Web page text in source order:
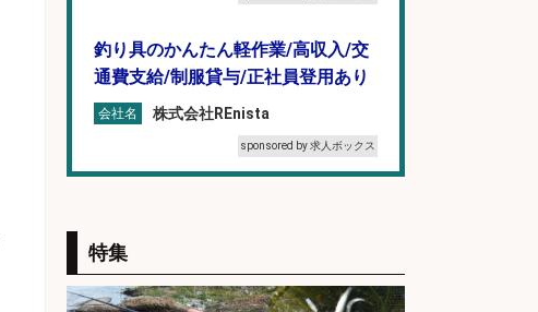
釣り具のかんたん軽作業/高収入/交
通費支給/制服貸与/正社員登用あり
会社名 株式会社REnista
sponsored by 求人ボックス
与/正社員登用あり
会社名 株式会社REnista
特集